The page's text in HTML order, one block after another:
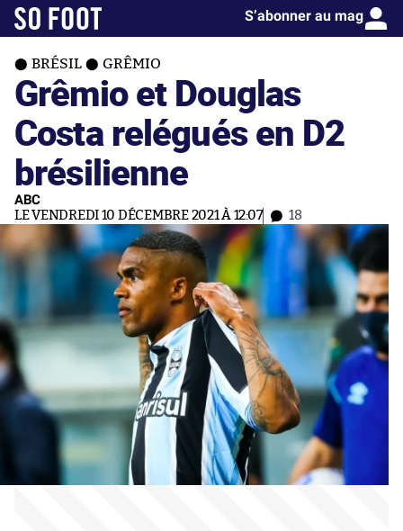
S’abonner au mag
BRÉSIL GRÊMIO
Grêmio et Douglas
Costa relégués en D2
brésilienne
ABC
LE VENDREDI 10 DÉCEMBRE 2021 À 12:07 18